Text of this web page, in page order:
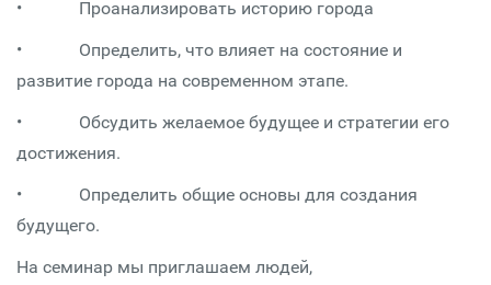
• Проанализировать историю города
• Определить, что влияет на состояние и
развитие города на современном этапе.
• Обсудить желаемое будущее и стратегии его
достижения.
• Определить общие основы для создания
будущего.
На семинар мы приглашаем людей,